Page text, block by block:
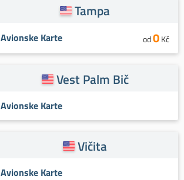
Tampa
Avionske Karte od0Kč
Vest Palm Bič
Avionske Karte
Vičita
Avionske Karte